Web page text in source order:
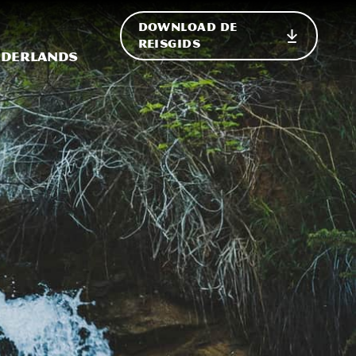
de site
weergave in-/uitschakelen
DOWNLOAD DE
REISGIDS